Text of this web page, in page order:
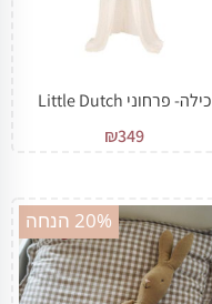
כילה- פרחוני Little Dutch
₪349
20% הנחה